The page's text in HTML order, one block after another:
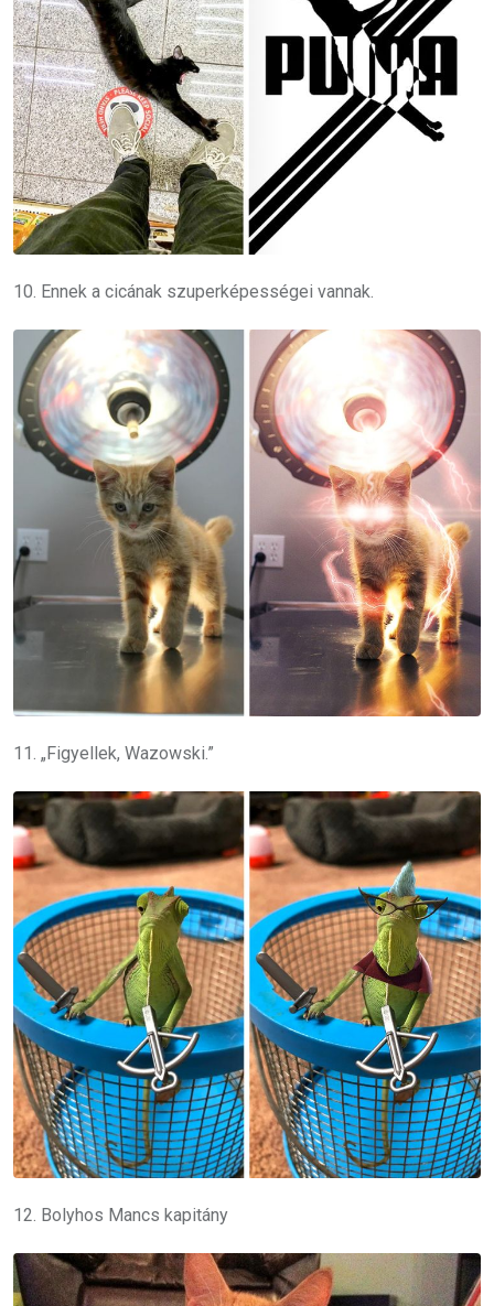
10. Ennek a cicának szuperképességei vannak.
11. „Figyellek, Wazowski.”
12. Bolyhos Mancs kapitány